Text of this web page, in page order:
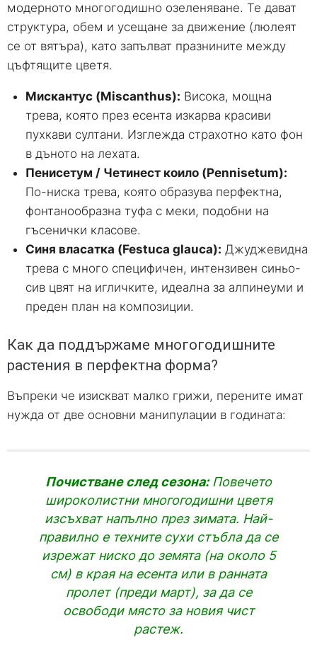
модерното многогодишно озеленяване. Те дават
структура, обем и усещане за движение (люлеят
се от вятъра), като запълват празнините между
цъфтящите цветя.
Мискантус (Miscanthus): Висока, мощна
трева, която през есента изкарва красиви
пухкави султани. Изглежда страхотно като фон
в дъното на лехата.
Пенисетум / Четинест коило (Pennisetum):
По-ниска трева, която образува перфектна,
фонтанообразна туфа с меки, подобни на
гъсенички класове.
Синя власатка (Festuca glauca): Джуджевидна
трева с много специфичен, интензивен синьо-
сив цвят на игличките, идеална за алпинеуми и
преден план на композиции.
Как да поддържаме многогодишните
растения в перфектна форма?
Въпреки че изискват малко грижи, перените имат
нужда от две основни манипулации в годината:
Почистване след сезона:Повечето
широколистни многогодишни цветя
изсъхват напълно през зимата. Най-
правилно е техните сухи стъбла да се
изрежат ниско до земята (на около 5
см) в края на есента или в ранната
пролет (преди март), за да се
освободи място за новия чист
растеж.